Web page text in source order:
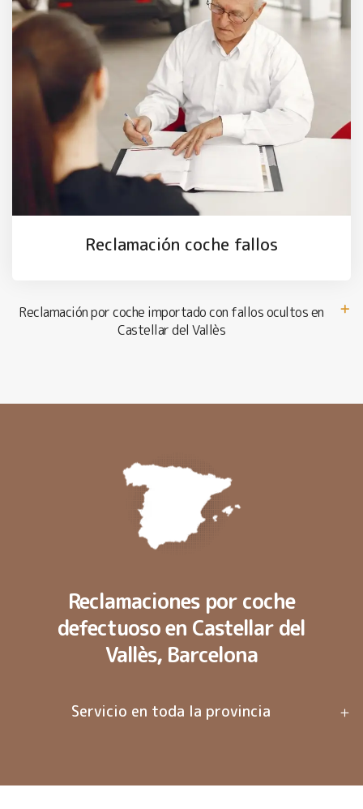
Reclamación coche fallos
Reclamación por coche importado con fallos ocultos en
Castellar del Vallès
Reclamaciones por coche
defectuoso en Castellar del
Vallès, Barcelona
Servicio en toda la provincia